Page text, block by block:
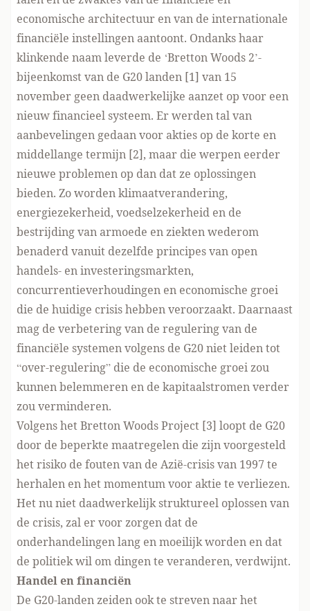
economische architectuur en van de internationale
financiële instellingen aantoont. Ondanks haar
klinkende naam leverde de ‘Bretton Woods 2’-
bijeenkomst van de G20 landen [1] van 15
november geen daadwerkelijke aanzet op voor een
nieuw financieel systeem. Er werden tal van
aanbevelingen gedaan voor akties op de korte en
middellange termijn [2], maar die werpen eerder
nieuwe problemen op dan dat ze oplossingen
bieden. Zo worden klimaatverandering,
energiezekerheid, voedselzekerheid en de
bestrijding van armoede en ziekten wederom
benaderd vanuit dezelfde principes van open
handels- en investeringsmarkten,
concurrentieverhoudingen en economische groei
die de huidige crisis hebben veroorzaakt. Daarnaast
mag de verbetering van de regulering van de
financiële systemen volgens de G20 niet leiden tot
“over-regulering” die de economische groei zou
kunnen belemmeren en de kapitaalstromen verder
zou verminderen.
Volgens het Bretton Woods Project [3] loopt de G20
door de beperkte maatregelen die zijn voorgesteld
het risiko de fouten van de Azië-crisis van 1997 te
herhalen en het momentum voor aktie te verliezen.
Het nu niet daadwerkelijk struktureel oplossen van
de crisis, zal er voor zorgen dat de
onderhandelingen lang en moeilijk worden en dat
de politiek wil om dingen te veranderen, verdwijnt.
Handel en financiën
De G20-landen zeiden ook te streven naar het